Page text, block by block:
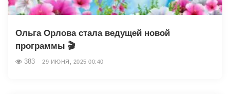
Ольга Орлова стала ведущей новой
программы 🎬
383 29 ИЮНЯ, 2025 00:40